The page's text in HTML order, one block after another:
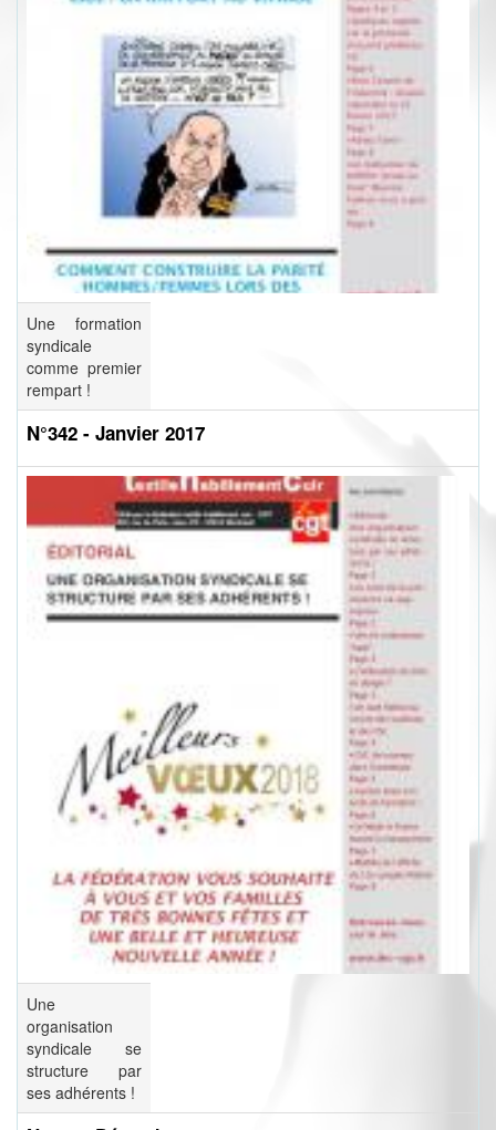
Une formation
syndicale
comme premier
rempart !
N°342 - Janvier 2017
Une
organisation
syndicale se
structure par
ses adhérents !